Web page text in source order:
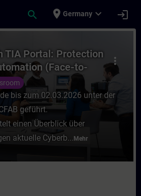
search place Germany expand_more login
with TIA Portal:
more_vert
TIA Portal: Protection
(Face-to-
bis zum 02.03.2026 unter der
geführt.
einen Überblick über
aktuelle Cyberb... Mehr